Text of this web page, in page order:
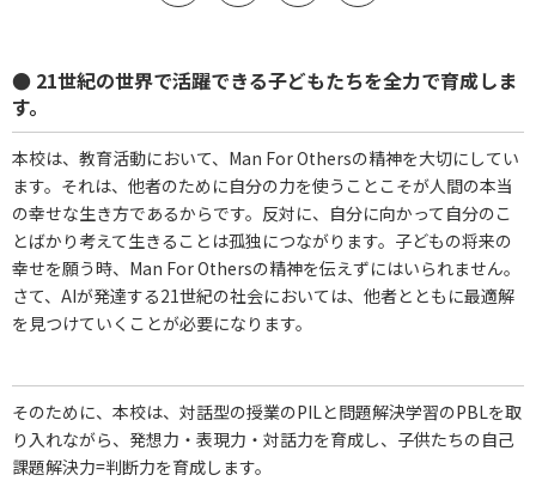
● 21世紀の世界で活躍できる子どもたちを全力で育成しま
す。
本校は、教育活動において、Man For Othersの精神を大切にしてい
ます。それは、他者のために自分の力を使うことこそが人間の本当
の幸せな生き方であるからです。反対に、自分に向かって自分のこ
とばかり考えて生きることは孤独につながります。子どもの将来の
幸せを願う時、Man For Othersの精神を伝えずにはいられません。
さて、AIが発達する21世紀の社会においては、他者とともに最適解
を見つけていくことが必要になります。
そのために、本校は、対話型の授業のPILと問題解決学習のPBLを取
り入れながら、発想力・表現力・対話力を育成し、子供たちの自己
課題解決力=判断力を育成します。